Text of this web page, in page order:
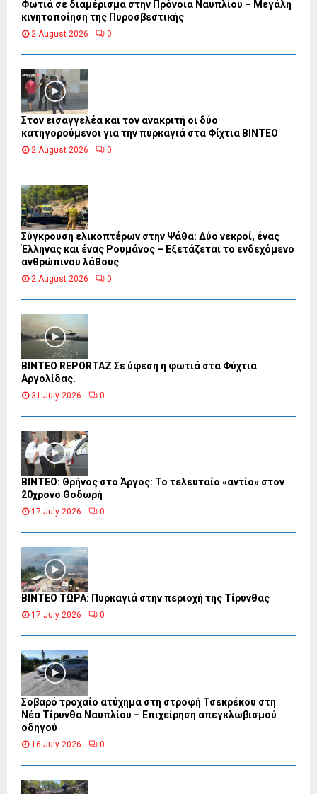
Φωτιά σε διαμέρισμα στην Πρόνοια Ναυπλίου – Μεγάλη
κινητοποίηση της Πυροσβεστικής
2 August 2026 0
Στον εισαγγελέα και τον ανακριτή οι δύο
κατηγορούμενοι για την πυρκαγιά στα Φίχτια ΒΙΝΤΕΟ
2 August 2026 0
Σύγκρουση ελικοπτέρων στην Ψάθα: Δύο νεκροί, ένας
Έλληνας και ένας Ρουμάνος – Εξετάζεται το ενδεχόμενο
ανθρώπινου λάθους
2 August 2026 0
BINTEO REPORTAZ Σε ύφεση η φωτιά στα Φύχτια
Αργολίδας.
31 July 2026 0
ΒΙΝΤΕΟ: Θρήνος στο Άργος: Το τελευταίο «αντίο» στον
20χρονο Θοδωρή
17 July 2026 0
ΒΙΝΤΕΟ ΤΩΡΑ: Πυρκαγιά στην περιοχή της Τίρυνθας
17 July 2026 0
Σοβαρό τροχαίο ατύχημα στη στροφή Τσεκρέκου στη
Νέα Τίρυνθα Ναυπλίου – Επιχείρηση απεγκλωβισμού
οδηγού
16 July 2026 0